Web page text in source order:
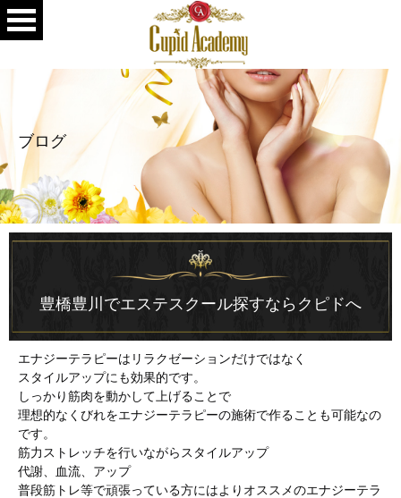
ブログ
豊橋豊川でエステスクール探すならクピドへ
エナジーテラピーはリラクゼーションだけではなく
スタイルアップにも効果的です。
しっかり筋肉を動かして上げることで
理想的なくびれをエナジーテラピーの施術で作ることも可能なの
です。
筋力ストレッチを行いながらスタイルアップ
代謝、血流、アップ
普段筋トレ等で頑張っている方にはよりオススメのエナジーテラ